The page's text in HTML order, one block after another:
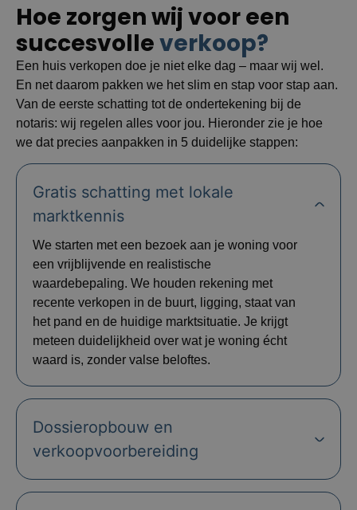
Hoe zorgen wij voor een
succesvolleverkoop?
Een huis verkopen doe je niet elke dag – maar wij wel.
En net daarom pakken we het slim en stap voor stap aan.
Van de eerste schatting tot de ondertekening bij de
notaris: wij regelen alles voor jou. Hieronder zie je hoe
we dat precies aanpakken in 5 duidelijke stappen:
Gratis schatting met lokale
marktkennis
We starten met een bezoek aan je woning voor
een vrijblijvende en realistische
waardebepaling. We houden rekening met
recente verkopen in de buurt, ligging, staat van
het pand en de huidige marktsituatie. Je krijgt
meteen duidelijkheid over wat je woning écht
waard is, zonder valse beloftes.
Dossieropbouw en
verkoopvoorbereiding